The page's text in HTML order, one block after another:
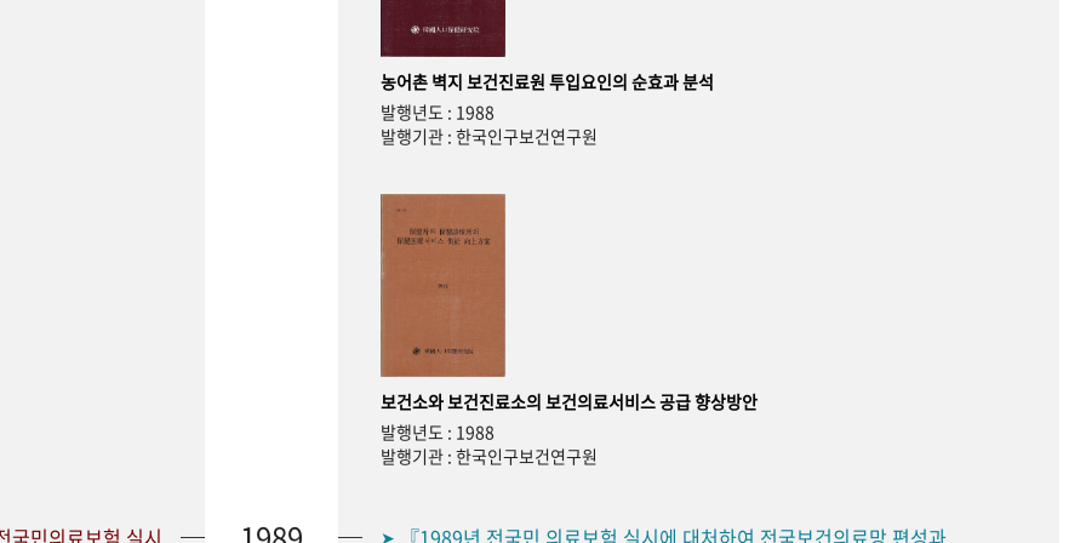
농어촌 벽지 보건진료원 투입요인의 순효과 분석
발행년도 : 1988
발행기관 : 한국인구보건연구원
보건소와 보건진료소의 보건의료서비스 공급 향상방안
발행년도 : 1988
발행기관 : 한국인구보건연구원
➤